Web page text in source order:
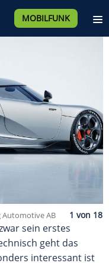
MOBILFUNK
Automotive AB
sein erstes
geht das
interessant ist